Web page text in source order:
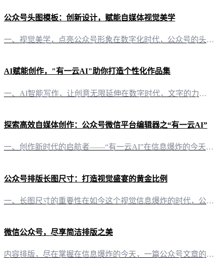
公众号头图模板：创新设计，赋能自媒体视觉美学
一、视觉美学，点亮公众号形象在数字化时代，公众号的头图不仅是视觉的焦点，更是品牌形象的直接体现。一款精心设计的公众号头图，能瞬间抓住读者眼球，提升内容吸引力。 二、多样化模板，满足不同风格需求1. 精选主题，风格鲜明“有一云AI”提供包含标题、内容、图文、分隔、引导五大类数千款装修皮肤可供使用，覆盖了现代、简约、复古、商务等多种风格，满足不同公众号的个性化需求。2. 智能排版，一键生成无需繁琐的
AI赋能创作，"有一云AI"助你打造个性化作品集
一、AI智能写作，让创意无限延伸在数字时代，文字的力量不容小觑。然而，面对日益增长的内容需求，创作者们常常感到力不从心。此时，“有一云AI”的出现，无疑为自媒体创作者们带来了一股清新的风。“有一云AI”作为一款创新型AI智能写作+排版软件，通过前沿的AI技术服务，将大部分创作需求AI自动化。无论是公众号、头条号，还是小红书、百家号，甚至是知乎、企鹅号、搜狐号、新浪头条、百度文库等平台，它都能为你
探索高效自媒体创作：公众号微信平台编辑器之“有一云AI”
一、创作新时代的启航者——“有一云AI”在信息爆炸的今天，自媒体创作已经成为一股不可阻挡的力量。公众号微信平台，作为众多自媒体创作者的聚集地，对内容的质量与速度提出了更高要求。而“有一云AI”，这款创新型AI智能写作+排版软件，正是为了满足这一需求而生。 二、排版之美，尽在“有一云AI”好的排版，是内容传达的重要保障。在“有一云AI”中，你将发现数千款装修皮肤，涵盖标题、内容、图文、分隔、引导等
公众号排版长图尺寸：打造视觉盛宴的黄金比例
一、长图尺寸的重要性在如今这个视觉信息爆炸的时代，公众号内容的质量往往取决于其视觉呈现。其中，长图尺寸的选择更是至关重要。恰当的长图尺寸不仅能提升内容的吸引力，还能有效传递信息，增强阅读体验。 二、公众号长图尺寸标准 2.1 微信公众号长图尺寸推荐- 宽度：750像素- 高度：可根据内容需求灵活调整，但建议在1500像素至3000像素之间 2.2 图片格式- 格式：建议使用JPG或PNG，这两种
微信公众号，尽享简洁排版之美
内容排版，尽在掌握在信息爆炸的今天，一篇公众号文章的排版，往往决定了读者是否愿意驻足阅读。而“有一云AI”正是为了满足这一需求而生。它以其独特的智能排版能力，为自媒体创作者带来了前所未有的便捷。 千款装修皮肤，定制你的风格“有一云AI”在内容排版方面，提供了包含标题、内容、图文、分隔、引导五大类的数千款装修皮肤。无论是想要文艺清新，还是商务正式，你都能在这里找到心仪的模板。轻松一点，个性化排版即